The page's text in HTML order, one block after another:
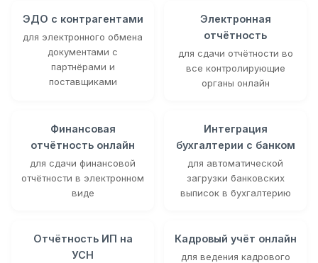
ЭДО с контрагентами
для электронного обмена
документами с
партнёрами и
поставщиками
Электронная
отчётность
для сдачи отчётности во
все контролирующие
органы онлайн
Финансовая
отчётность онлайн
для сдачи финансовой
отчётности в электронном
виде
Интеграция
бухгалтерии с банком
для автоматической
загрузки банковских
выписок в бухгалтерию
Отчётность ИП на
УСН
Кадровый учёт онлайн
для ведения кадрового